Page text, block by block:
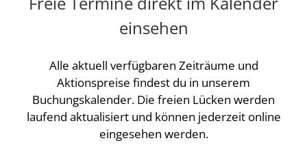
einsehen
Alle aktuell verfügbaren Zeiträume und
Aktionspreise findest du in unserem
Buchungskalender. Die freien Lücken werden
laufend aktualisiert und können jederzeit online
eingesehen werden.